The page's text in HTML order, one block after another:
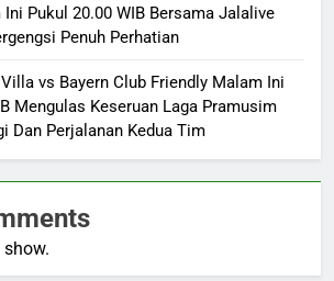
Pukul 20.00 WIB Bersama Jalalive
Penuh Perhatian
vs Bayern Club Friendly Malam Ini
Mengulas Keseruan Laga Pramusim
Dan Perjalanan Kedua Tim